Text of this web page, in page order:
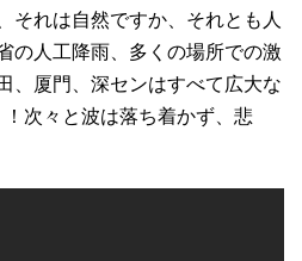
それは自然ですか、それとも人
の人工降雨、多くの場所での激
、厦門、深センはすべて広大な
次々と波は落ち着かず、悲